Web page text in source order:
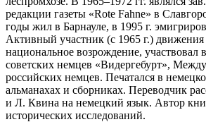
редакции газеты «Rote Fahne» в
годы жил в Барнауле, в 1995 г.
Активный участник (с 1965 г.) движения
национальное возрождение, участвовал
советских немцев «Видергебурт»,
российских немцев. Печатался в
альманахах и сборниках. Переводчик
и Л. Квина на немецкий язык. Автор
исторических исследований.